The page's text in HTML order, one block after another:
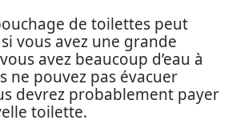
de toilettes peut
vous avez une grande
avez beaucoup d’eau à
ne pouvez pas évacuer
devrez probablement payer
toilette.